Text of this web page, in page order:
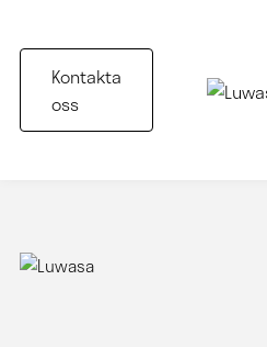
Kontakta
oss